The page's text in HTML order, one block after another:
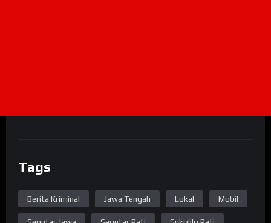
Tags
Berita Kriminal Jawa Tengah Lokal Mobil